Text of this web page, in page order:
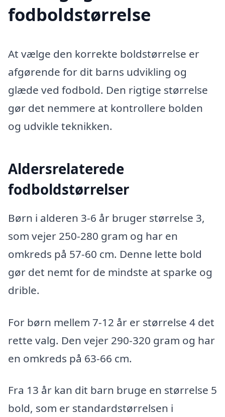
fodboldstørrelse
At vælge den korrekte boldstørrelse er
afgørende for dit barns udvikling og
glæde ved fodbold. Den rigtige størrelse
gør det nemmere at kontrollere bolden
og udvikle teknikken.
Aldersrelaterede
fodboldstørrelser
Børn i alderen 3-6 år bruger størrelse 3,
som vejer 250-280 gram og har en
omkreds på 57-60 cm. Denne lette bold
gør det nemt for de mindste at sparke og
drible.
For børn mellem 7-12 år er størrelse 4 det
rette valg. Den vejer 290-320 gram og har
en omkreds på 63-66 cm.
Fra 13 år kan dit barn bruge en størrelse 5
bold, som er standardstørrelsen i